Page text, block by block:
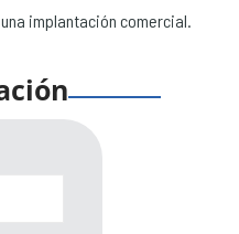
implantación comercial.